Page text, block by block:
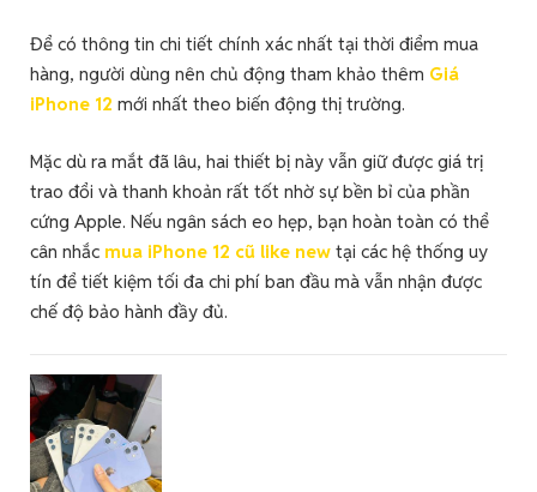
Để có thông tin chi tiết chính xác nhất tại thời điểm mua
hàng, người dùng nên chủ động tham khảo thêm Giá
iPhone 12 mới nhất theo biến động thị trường.
Mặc dù ra mắt đã lâu, hai thiết bị này vẫn giữ được giá trị
trao đổi và thanh khoản rất tốt nhờ sự bền bỉ của phần
cứng Apple. Nếu ngân sách eo hẹp, bạn hoàn toàn có thể
cân nhắc mua iPhone 12 cũ like new tại các hệ thống uy
tín để tiết kiệm tối đa chi phí ban đầu mà vẫn nhận được
chế độ bảo hành đầy đủ.